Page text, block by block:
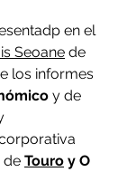
en el
Seoane de
los informes
y de
de Touro y O